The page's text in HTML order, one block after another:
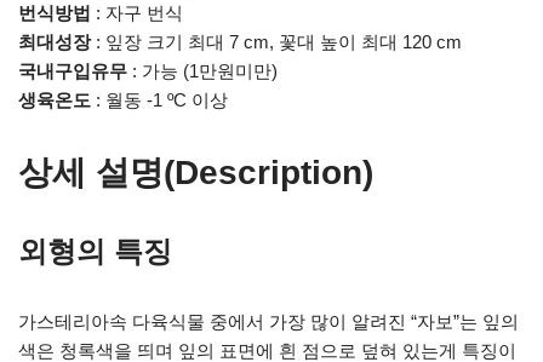
번식방법 : 자구 번식
최대성장: 잎장 크기 최대 7 cm, 꽃대 높이 최대 120 cm
국내구입유무 : 가능 (1만원미만)
생육온도 : 월동 -1 ºC 이상
상세 설명(Description)
외형의 특징
가스테리아속 다육식물 중에서 가장 많이 알려진 “자보”는 잎의
색은 청록색을 띄며 잎의 표면에 흰 점으로 덮혀 있는게 특징이